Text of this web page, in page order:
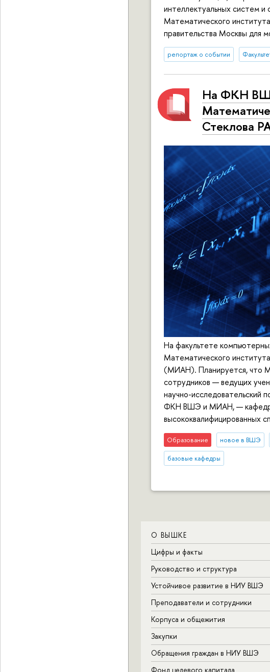
интеллектуальных систем и
Математического
правительства Москвы для
репортаж о событии
На ФКН ВШЭ
Стеклова
На факультете
Математического
(МИАН). Планируется, что
сотрудников — ведущих
научно-исследовательский
ФКН ВШЭ и МИАН, — кафедра
высококвалифицированных
Образование новое в ВШЭ
базовые кафедры
О ВЫШКЕ
Цифры и факты
Руководство и структура
Устойчивое развитие в НИУ ВШЭ
Преподаватели и сотрудники
Корпуса и общежития
Закупки
Обращения граждан в НИУ ВШЭ
Фонд целевого капитала